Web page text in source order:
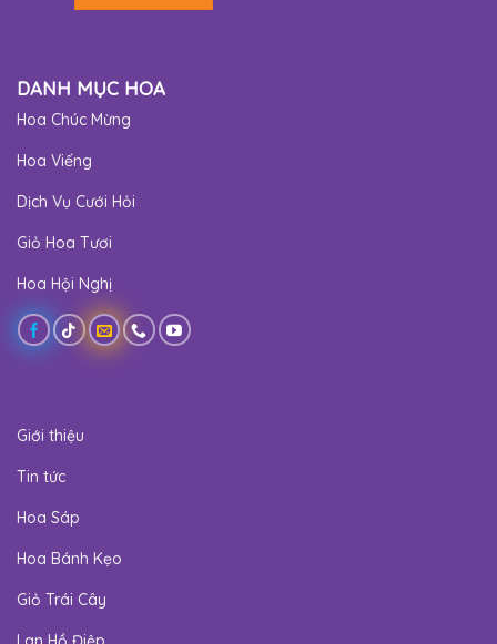
DANH MỤC HOA
Hoa Chúc Mừng
Hoa Viếng
Dịch Vụ Cưới Hỏi
Giỏ Hoa Tươi
Hoa Hội Nghị
Giới thiệu
Tin tức
Hoa Sáp
Hoa Bánh Kẹo
Giỏ Trái Cây